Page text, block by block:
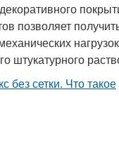
позволяет